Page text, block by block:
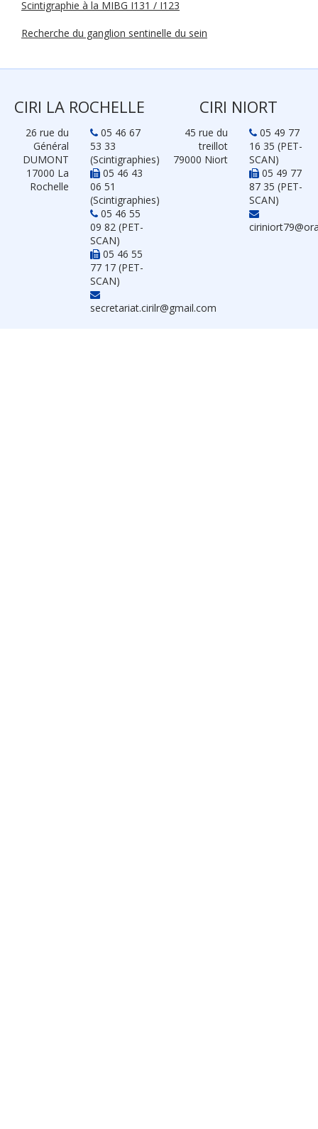
Scintigraphie à la MIBG I131 / I123
Recherche du ganglion sentinelle du sein
CIRI LA ROCHELLE
26 rue du
Général
DUMONT
17000 La
Rochelle
05 46 67
53 33
(Scintigraphies)
05 46 43
06 51
(Scintigraphies)
05 46 55
09 82 (PET-
SCAN)
05 46 55
77 17 (PET-
SCAN)
secretariat.cirilr@gmail.com
CIRI NIORT
45 rue du
treillot
79000 Niort
05 49 77
16 35 (PET-
SCAN)
05 49 77
87 35 (PET-
SCAN)